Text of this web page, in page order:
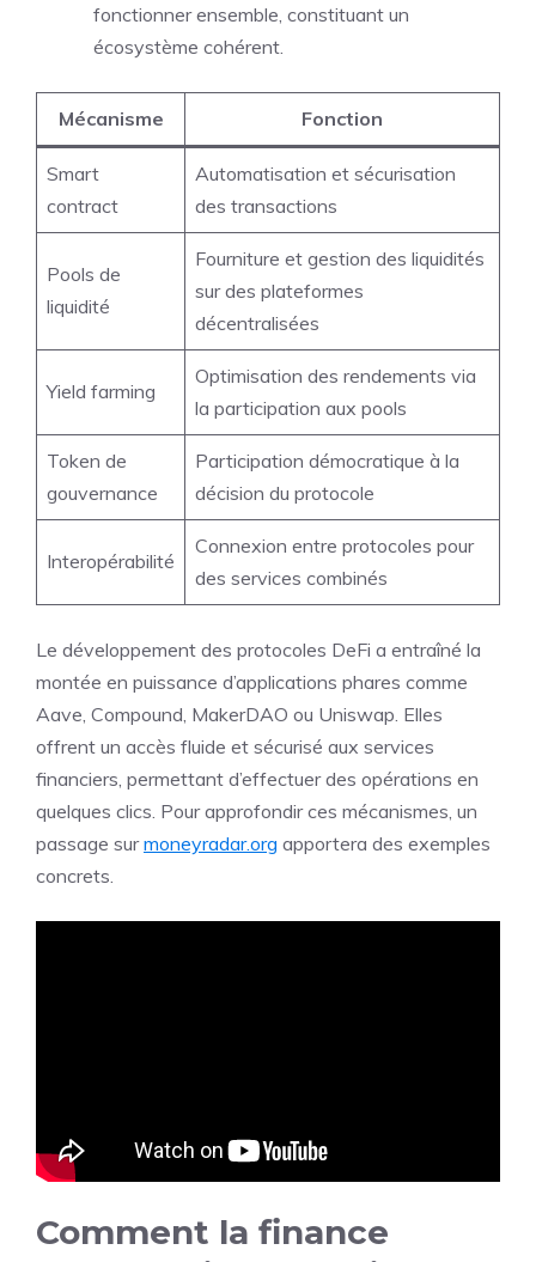
fonctionner ensemble, constituant un
écosystème cohérent.
Mécanisme Fonction
Smart
contract
Automatisation et sécurisation
des transactions
Pools de
liquidité
Fourniture et gestion des liquidités
sur des plateformes
décentralisées
Yield farming
Optimisation des rendements via
la participation aux pools
Token de
gouvernance
Participation démocratique à la
décision du protocole
Interopérabilité
Connexion entre protocoles pour
des services combinés
Le développement des protocoles DeFi a entraîné la
montée en puissance d’applications phares comme
Aave, Compound, MakerDAO ou Uniswap. Elles
offrent un accès fluide et sécurisé aux services
financiers, permettant d’effectuer des opérations en
quelques clics. Pour approfondir ces mécanismes, un
passage surmoneyradar.org apportera des exemples
concrets.
Comment la finance